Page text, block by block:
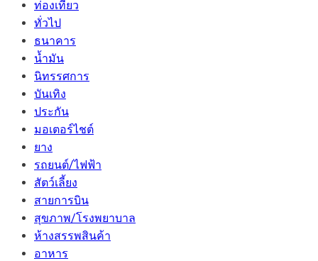
ท่องเที่ยว
ทั่วไป
ธนาคาร
น้ำมัน
นิทรรศการ
บันเทิง
ประกัน
มอเตอร์ไชต์
ยาง
รถยนต์/ไฟฟ้า
สัตว์เลี้ยง
สายการบิน
สุขภาพ/โรงพยาบาล
ห้างสรรพสินค้า
อาหาร